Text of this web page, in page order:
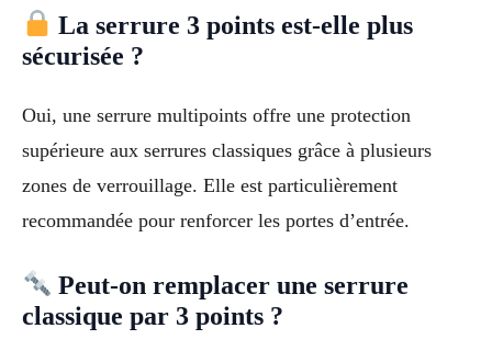
La serrure 3 points est-elle plus
sécurisée ?
Oui, une serrure multipoints offre une protection
supérieure aux serrures classiques grâce à plusieurs
zones de verrouillage. Elle est particulièrement
recommandée pour renforcer les portes d’entrée.
Peut-on remplacer une serrure
classique par 3 points ?